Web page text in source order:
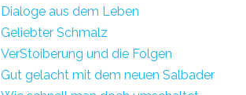
Dialoge aus dem Leben
Geliebter Schmalz
VerStoiberung und die Folgen
Gut gelacht mit dem neuen Salbader